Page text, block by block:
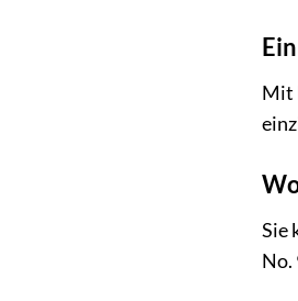
Mit
Sie
No.